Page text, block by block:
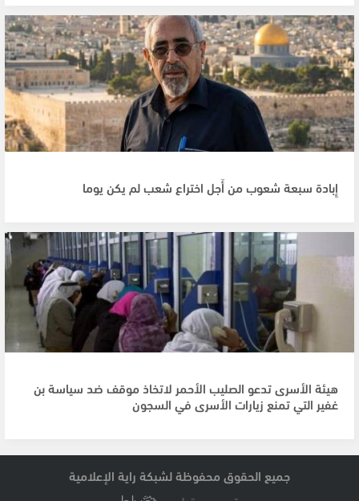
إِبادة سبعة شعوب من أَجل اختراع شعب لم يكن يوما
هيئة الأسرى تدعو الصليب الأحمر لاتخاذ موقف ضد سياسة بن
غفير التي تمنع زيارات الأسرى في السجون
جميع الحقوق محفوظة لشبكة راية الإعلامية